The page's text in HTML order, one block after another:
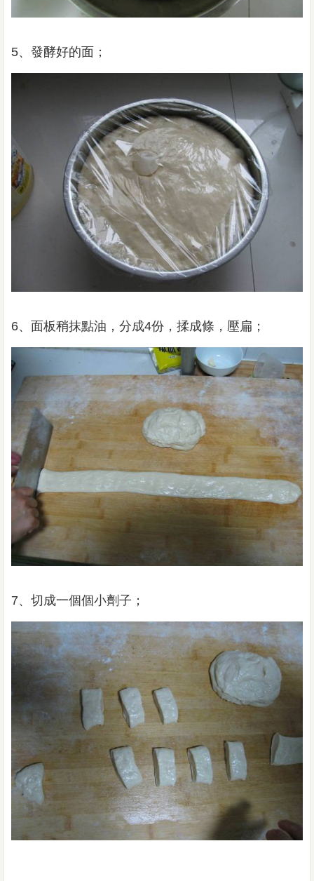
5、發酵好的面；
6、面板稍抹點油，分成4份，揉成條，壓扁；
7、切成一個個小劑子；